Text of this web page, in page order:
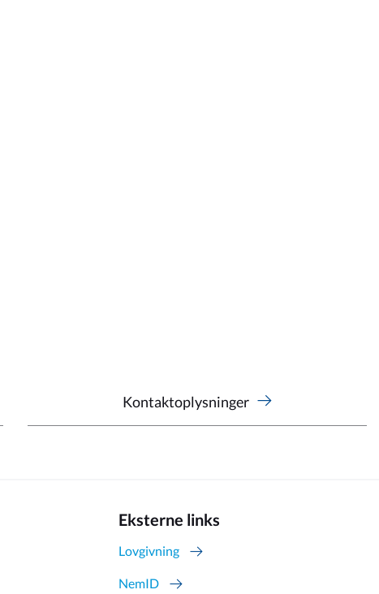
Kontaktoplysninger
Eksterne links
Lovgivning
NemID